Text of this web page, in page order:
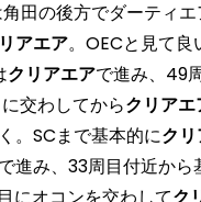
田の後方でダーティ
アエア。OECと見て良
クリアエアで進み、49
交わしてからクリアエ
。SCまで基本的にク
進み、33周目付近から